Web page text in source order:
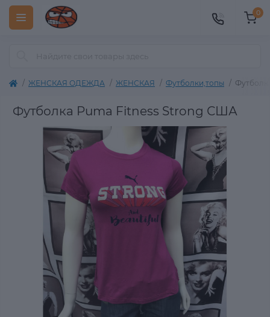
0
ЖЕНСКАЯ ОДЕЖДА ЖЕНСКАЯ Футболки,топы
Футболка Puma Fitness Strong США